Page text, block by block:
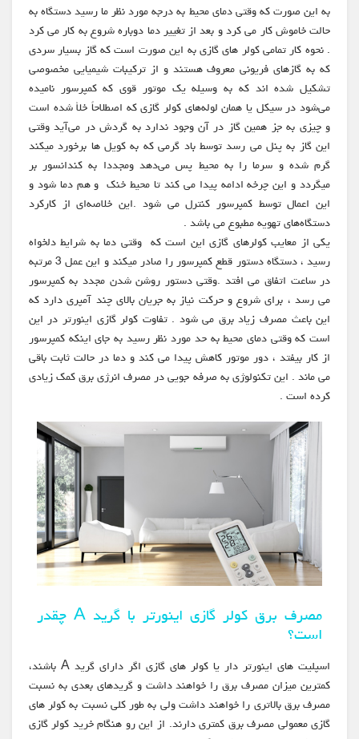
به این صورت که وقتی دمای محیط به درجه مورد نظر ما رسید دستگاه به
حالت خاموش کار می کرد و بعد از تغییر دما دوباره شروع به کار می کرد
. نحوه کار تمامی کولر های گازی به این صورت است که گاز بسیار سردی
که به گازهای فریونی معروف هستند و از ترکیبات شیمیایی مخصوصی
تشکیل‌ شده اند که به‌ وسیله یک موتور قوی که کمپرسور نامیده
می‌شود در سیکل یا همان لوله‌های کولر گازی که اصطلاحاً خلأ شده است
و چیزی به جز همین گاز در آن وجود ندارد به گردش در می‌آید وقتی
این گاز به پنل می رسد توسط باد گرمی که به کویل ها برخورد میکند
گرم شده و سرما را به محیط پس می‌دهد ومجددا به کندانسور بر
میگردد و این چرخه ادامه پیدا می کند تا محیط خنک و هم دما شود و
این اعمال توسط کمپرسور کنترل می شود .این خلاصه‌ای از کارکرد
دستگاه‌های تهویه مطبوع می باشد .
یکی از معایب کولرهای گازی این است که وقتی دما به شرایط دلخواه
رسید ، دستگاه دستور قطع کمپرسور را صادر میکند و این عمل 3 مرتبه
در ساعت اتفاق می افتد .وقتی دستور روشن شدن مجدد به کمپرسور
می رسد ، برای شروع و حرکت نیاز به جریان بالای چند آمپری دارد که
این باعث مصرف زیاد برق می شود . تفاوت کولر گازی اینورتر در این
است که وقتی دمای محیط به حد مورد نظر رسید به جای اینکه کمپرسور
از کار بیفتد ، دور موتور کاهش پیدا می کند و دما در حالت ثابت باقی
می ماند . این تکنولوژی به صرفه جویی در مصرف انرژی برق کمک زیادی
کرده است .
مصرف برق کولر گازی اینورتر با گرید A چقدر
است؟
اسپلیت های اینورتر دار یا کولر های گازی اگر دارای گرید A باشند،
کمترین میزان مصرف برق را خواهند داشت و گریدهای بعدی به نسبت
مصرف برق بالاتری را خواهند داشت ولی به طور کلی نسبت به کولر های
گازی معمولی مصرف برق کمتری دارند. از این رو هنگام خرید کولر گازی